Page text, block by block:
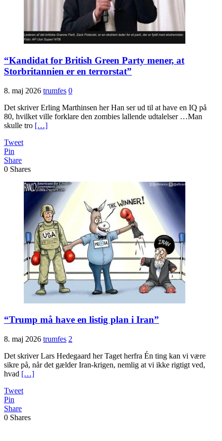
“Kandidat for British Green Party mener, at
Storbritannien er en terrorstat”
8. maj 2026 trumfes 0
Det skriver Erling Marthinsen her Han ser ud til at have en IQ på
80, hvilket ville forklare den zombies lallende udtalelser …Man
skulle tro […]
Tweet
Pin
Share
0 Shares
“Trump må have en listig plan i Iran”
8. maj 2026 trumfes 2
Det skriver Lars Hedegaard her Taget herfra Én ting kan vi være
sikre på, når det gælder Iran-krigen, nemlig at vi ikke rigtigt ved,
hvad […]
Tweet
Pin
Share
0 Shares